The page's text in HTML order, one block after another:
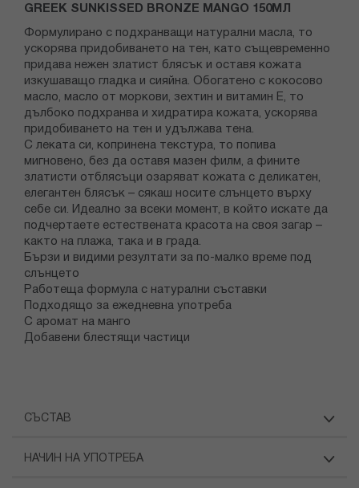
GREEK SUNKISSED BRONZE MANGO 150МЛ
Формулирано с подхранващи натурални масла, то
ускорява придобиването на тен, като същевременно
придава нежен златист блясък и оставя кожата
изкушаващо гладка и сияйна. Обогатено с кокосово
масло, масло от моркови, зехтин и витамин Е, то
дълбоко подхранва и хидратира кожата, ускорява
придобиването на тен и удължава тена.
С леката си, копринена текстура, то попива
мигновено, без да оставя мазен филм, а фините
златисти отблясъци озаряват кожата с деликатен,
елегантен блясък – сякаш носите слънцето върху
себе си. Идеално за всеки момент, в който искате да
подчертаете естествената красота на своя загар –
както на плажа, така и в града.
Бързи и видими резултати за по-малко време под
слънцето
Работеща формула с натурални съставки
Подходящо за ежедневна употреба
С аромат на манго
Добавени блестящи частици
СЪСТАВ
НАЧИН НА УПОТРЕБА